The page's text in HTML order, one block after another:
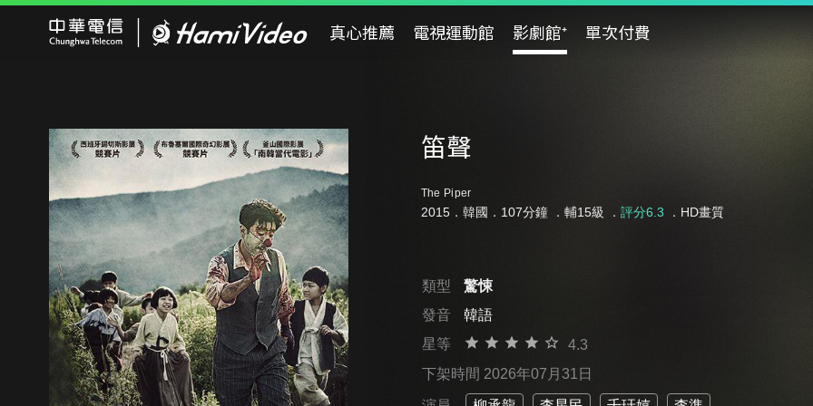
真心推薦 電視運動館 影劇館⁺ 單次付費
笛聲
The Piper
2015．韓國．107分鐘 ． 輔15級 ． 評分6.3 ．HD畫質
類型
驚悚
發音
韓語
星等
4.3
下架時間 2026年07月31日